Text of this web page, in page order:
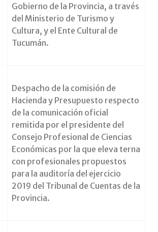
Gobierno de la Provincia, a través
del Ministerio de Turismo y
Cultura, y el Ente Cultural de
Tucumán.
Despacho de la comisión de
Hacienda y Presupuesto respecto
de la comunicación oficial
remitida por el presidente del
Consejo Profesional de Ciencias
Económicas por la que eleva terna
con profesionales propuestos
para la auditoría del ejercicio
2019 del Tribunal de Cuentas de la
Provincia.